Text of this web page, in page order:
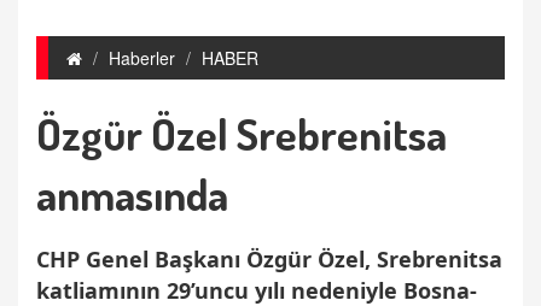
Haberler HABER
Özgür Özel Srebrenitsa
anmasında
CHP Genel Başkanı Özgür Özel, Srebrenitsa
katliamının 29’uncu yılı nedeniyle Bosna-